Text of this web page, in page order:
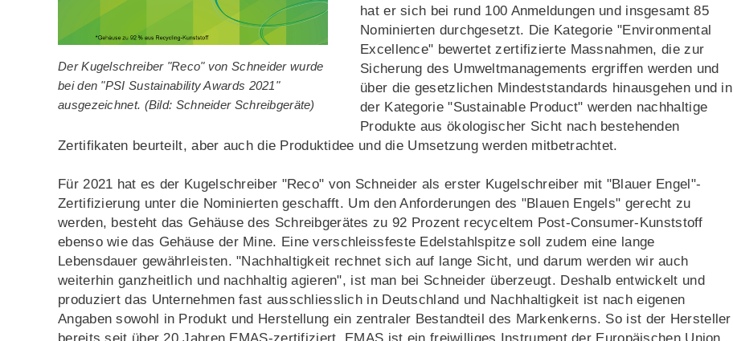
Der Kugelschreiber "Reco" von Schneider wurde
bei den "PSI Sustainability Awards 2021"
ausgezeichnet. (Bild: Schneider Schreibgeräte)
hat er sich bei rund 100 Anmeldungen und insgesamt 85
Nominierten durchgesetzt. Die Kategorie "Environmental
Excellence" bewertet zertifizierte Massnahmen, die zur
Sicherung des Umweltmanagements ergriffen werden und
über die gesetzlichen Mindeststandards hinausgehen und in
der Kategorie "Sustainable Product" werden nachhaltige
Produkte aus ökologischer Sicht nach bestehenden
Zertifikaten beurteilt, aber auch die Produktidee und die Umsetzung werden mitbetrachtet.
Für 2021 hat es der Kugelschreiber "Reco" von Schneider als erster Kugelschreiber mit "Blauer Engel"-
Zertifizierung unter die Nominierten geschafft. Um den Anforderungen des "Blauen Engels" gerecht zu
werden, besteht das Gehäuse des Schreibgerätes zu 92 Prozent recyceltem Post-Consumer-Kunststoff
ebenso wie das Gehäuse der Mine. Eine verschleissfeste Edelstahlspitze soll zudem eine lange
Lebensdauer gewährleisten. "Nachhaltigkeit rechnet sich auf lange Sicht, und darum werden wir auch
weiterhin ganzheitlich und nachhaltig agieren", ist man bei Schneider überzeugt. Deshalb entwickelt und
produziert das Unternehmen fast ausschliesslich in Deutschland und Nachhaltigkeit ist nach eigenen
Angaben sowohl in Produkt und Herstellung ein zentraler Bestandteil des Markenkerns. So ist der Hersteller
bereits seit über 20 Jahren EMAS-zertifiziert. EMAS ist ein freiwilliges Instrument der Europäischen Union,